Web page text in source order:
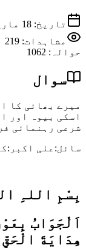
تاریخ: 18 مارچ، 2026
مشاہدات: 219
حوالہ :
1062
سوال
اسکی بیوہ اور
شرعی رہنمائی
سائل:علی
بِسْمِ اللہِ
اَلْجَوَابُ
ھِدَايَةَ